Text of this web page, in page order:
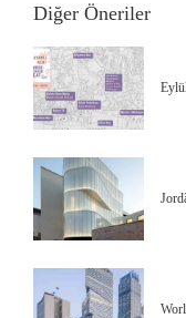
Diğer Öneriler